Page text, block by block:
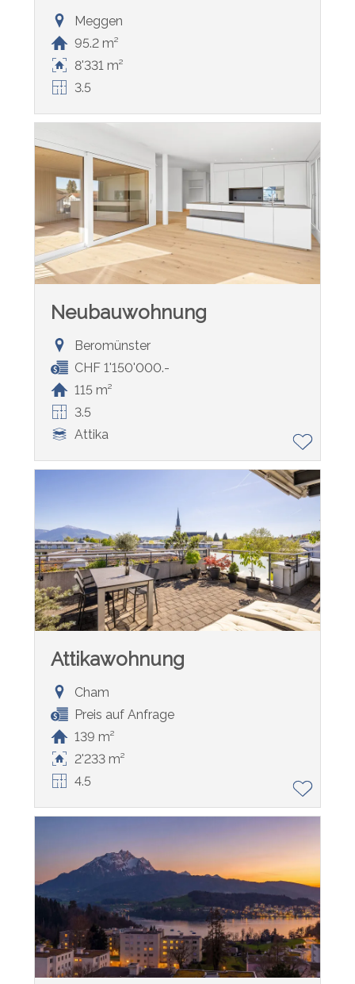
Meggen
95.2 m²
8'331 m²
3.5
Neubauwohnung
Beromünster
CHF 1'150'000.-
115 m²
3.5
Attika
Attikawohnung
Cham
Preis auf Anfrage
139 m²
2'233 m²
4.5